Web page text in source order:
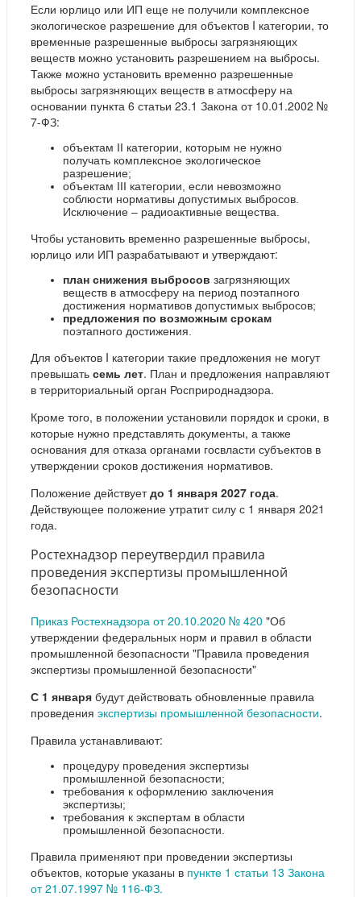
Если юрлицо или ИП еще не получили комплексное
экологическое разрешение для объектов I категории, то
временные разрешенные выбросы загрязняющих
веществ можно установить разрешением на выбросы.
Также можно установить временно разрешенные
выбросы загрязняющих веществ в атмосферу на
основании пункта 6 статьи 23.1 Закона от 10.01.2002 №
7-ФЗ:
объектам II категории, которым не нужно
получать комплексное экологическое
разрешение;
объектам III категории, если невозможно
соблюсти нормативы допустимых выбросов.
Исключение – радиоактивные вещества.
Чтобы установить временно разрешенные выбросы,
юрлицо или ИП разрабатывают и утверждают:
план снижения выбросов загрязняющих
веществ в атмосферу на период поэтапного
достижения нормативов допустимых выбросов;
предложения по возможным срокам
поэтапного достижения.
Для объектов I категории такие предложения не могут
превышать семь лет. План и предложения направляют
в территориальный орган Росприроднадзора.
Кроме того, в положении установили порядок и сроки, в
которые нужно представлять документы, а также
основания для отказа органами госвласти субъектов в
утверждении сроков достижения нормативов.
Положение действуетдо 1 января 2027 года.
Действующее положение утратит силу с 1 января 2021
года.
Ростехнадзор переутвердил правила
проведения экспертизы промышленной
безопасности
Приказ Ростехнадзора от 20.10.2020 № 420 "Об
утверждении федеральных норм и правил в области
промышленной безопасности "Правила проведения
экспертизы промышленной безопасности"
С 1 января будут действовать обновленные правила
проведения экспертизы промышленной безопасности.
Правила устанавливают:
процедуру проведения экспертизы
промышленной безопасности;
требования к оформлению заключения
экспертизы;
требования к экспертам в области
промышленной безопасности.
Правила применяют при проведении экспертизы
объектов, которые указаны в пункте 1 статьи 13 Закона
от 21.07.1997 № 116-ФЗ.